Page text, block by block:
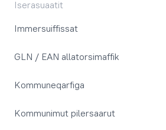
Iserasuaatit
Immersuiffissat
GLN / EAN allatorsimaffik
Kommuneqarfiga
Kommunimut pilersaarut